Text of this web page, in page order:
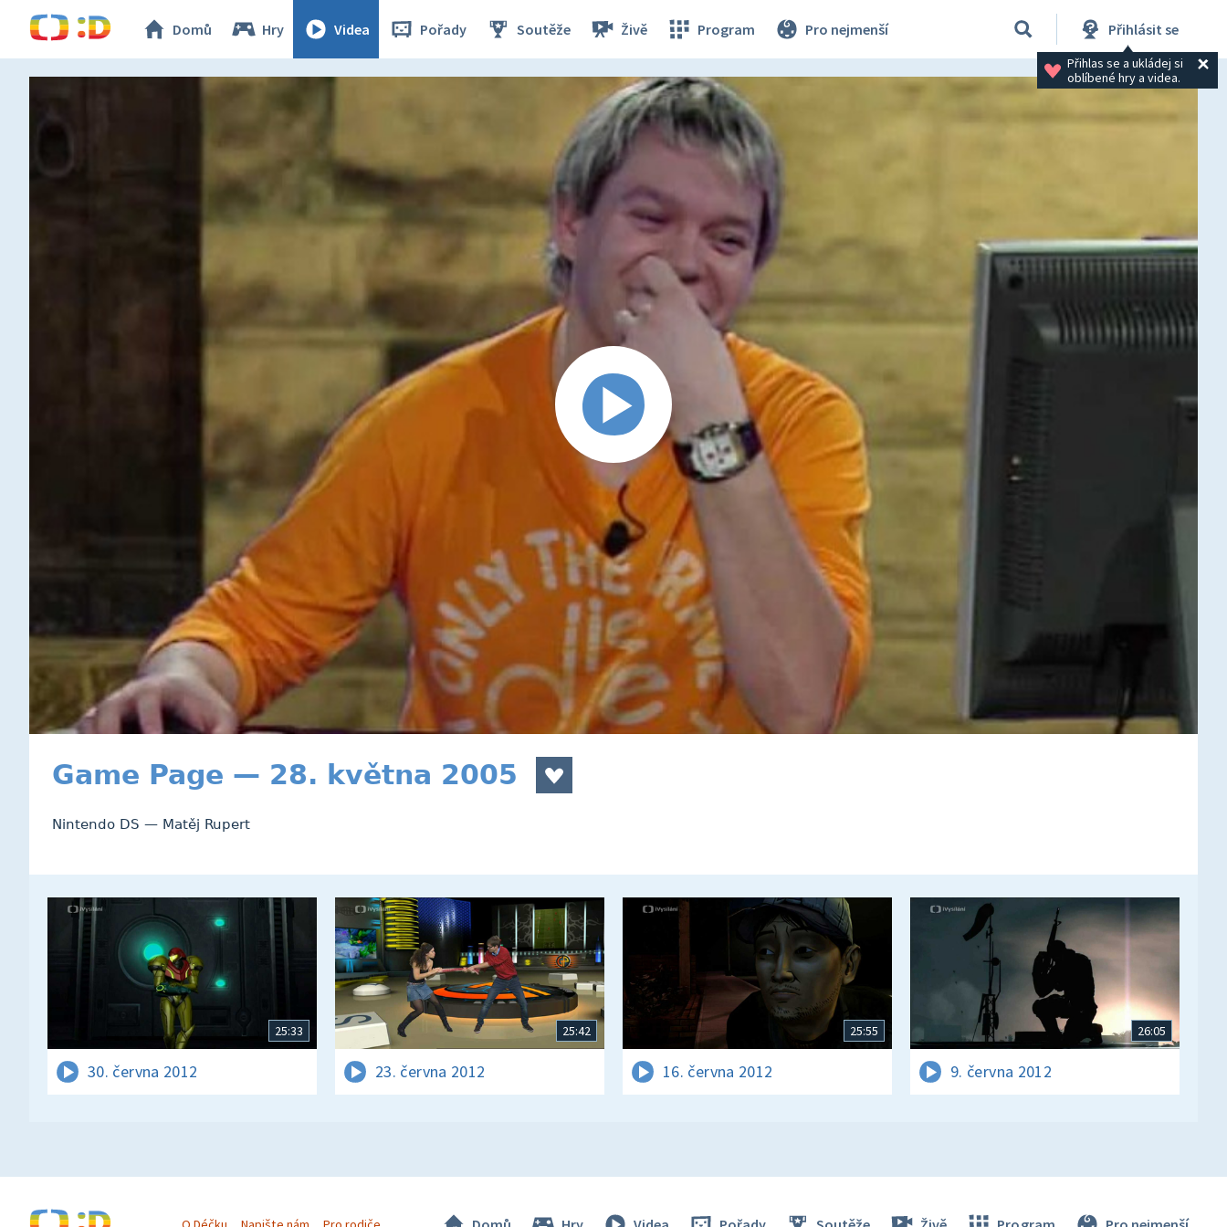
Domů Hry Videa Pořady Soutěže Živě Program Pro nejmenší Přihlásit se
Přihlas se a ukládej si
oblíbené hry a videa.
Game Page — 28. května 2005
Nintendo DS — Matěj Rupert
25:33
30. června 2012
25:42
23. června 2012
25:55
16. června 2012
26:05
9. června 2012